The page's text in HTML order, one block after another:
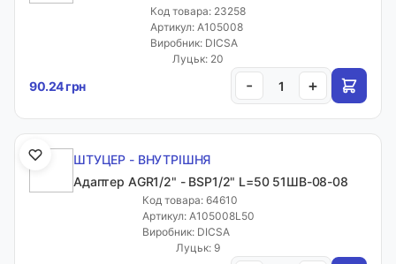
Код товара: 23258
Артикул: A105008
Виробник: DICSA
Луцьк: 20
90.24 грн - +
ШТУЦЕР - ВНУТРІШНЯ
Адаптер AGR1/2" - BSP1/2" L=50 51ШВ-08-08
Код товара: 64610
Артикул: A105008L50
Виробник: DICSA
Луцьк: 9